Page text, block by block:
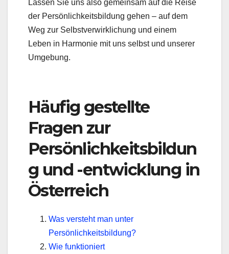
Lassen Sie uns also gemeinsam auf die Reise
der Persönlichkeitsbildung gehen – auf dem
Weg zur Selbstverwirklichung und einem
Leben in Harmonie mit uns selbst und unserer
Umgebung.
Häufig gestellte
Fragen zur
Persönlichkeitsbildun
g und -entwicklung in
Österreich
Was versteht man unter
Persönlichkeitsbildung?
Wie funktioniert